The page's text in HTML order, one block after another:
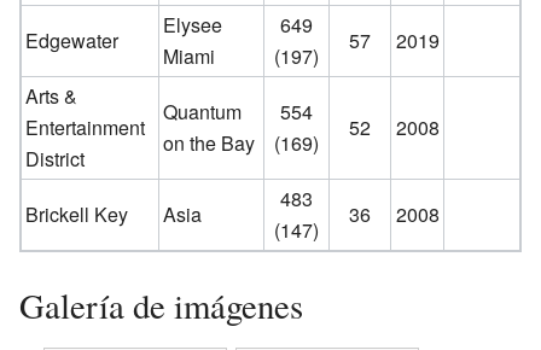
Edgewater
Elysee
Miami
649
(197)
57
2019
Arts &
Entertainment
District
Quantum
on the Bay
554
(169)
52 2008
Brickell Key Asia
483
(147)
36 2008
Galería de imágenes